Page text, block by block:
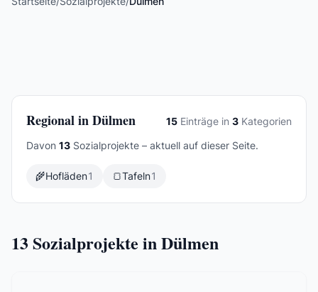
Regional in Dülmen 15 Einträge in 3 Kategorien
Davon 13 Sozialprojekte – aktuell auf dieser Seite.
🌾Hofläden1 🍞Tafeln1
13Sozialprojekte in Dülmen